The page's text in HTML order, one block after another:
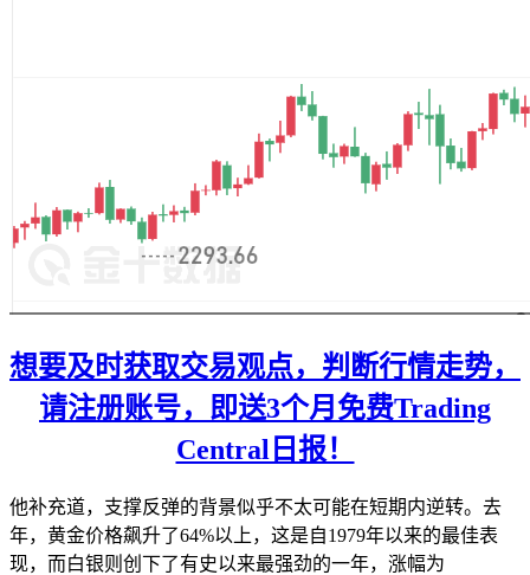
想要及时获取交易观点，判断行情走势，
请注册账号，即送3个月免费Trading
Central日报！
他补充道，支撑反弹的背景似乎不太可能在短期内逆转。去
年，黄金价格飙升了64%以上，这是自1979年以来的最佳表
现，而白银则创下了有史以来最强劲的一年，涨幅为